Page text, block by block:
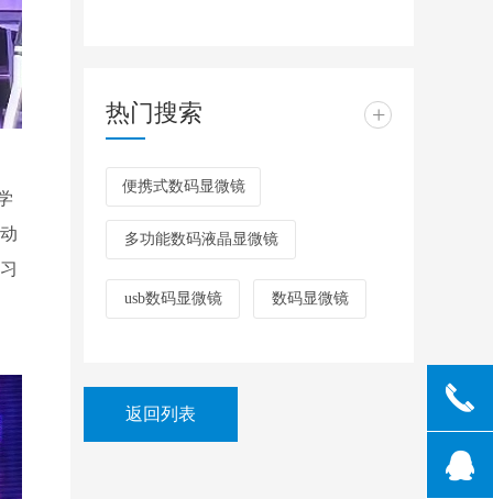
热门搜索
便携式数码显微镜
多功能数码液晶显微镜
usb数码显微镜 数码显微镜
+
返回列表 끅
뀩